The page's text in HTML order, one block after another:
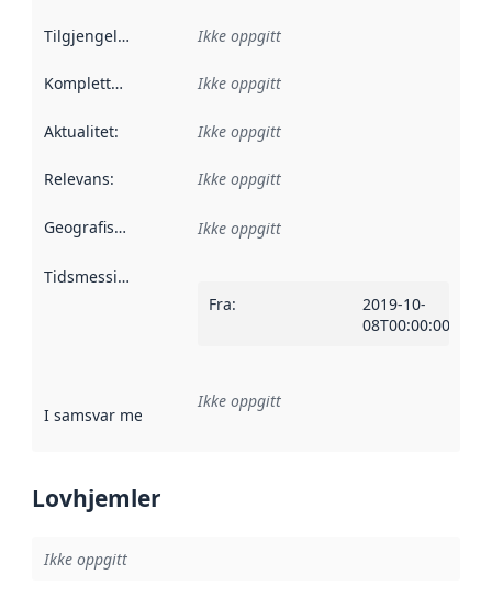
Tilgjengelighet Ikke oppgitt
Kompletthet Ikke oppgitt
Aktualitet: Ikke oppgitt
Relevans: Ikke oppgitt
Geografisk avgrensning :
Ikke oppgitt
Tidsmessig avgrensning
Fra:
2019-10-
08T00:00:00Z
I samsvar med Referanse til en implementasjonsregel
Ikke oppgitt
Lovhjemler
Ikke oppgitt